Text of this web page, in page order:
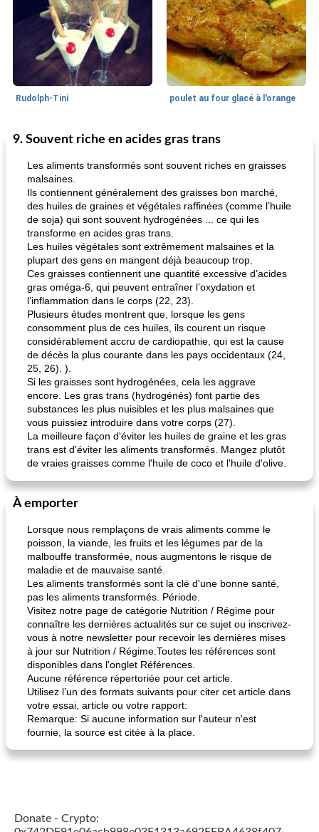
Rudolph-Tini poulet au four glacé à l'orange
10min
Alimentation saine
pouding au chocolat maison
Vacances et événements
9. Souvent riche en acides gras trans
Les aliments transformés sont souvent riches en graisses
malsaines.
Ils contiennent généralement des graisses bon marché,
des huiles de graines et végétales raffinées (comme l’huile
de soja) qui sont souvent hydrogénées ... ce qui les
transforme en acides gras trans.
Les huiles végétales sont extrêmement malsaines et la
plupart des gens en mangent déjà beaucoup trop.
Ces graisses contiennent une quantité excessive d’acides
gras oméga-6, qui peuvent entraîner l’oxydation et
l’inflammation dans le corps (22, 23).
Plusieurs études montrent que, lorsque les gens
consomment plus de ces huiles, ils courent un risque
considérablement accru de cardiopathie, qui est la cause
de décès la plus courante dans les pays occidentaux (24,
25, 26). ).
Si les graisses sont hydrogénées, cela les aggrave
encore. Les gras trans (hydrogénés) font partie des
substances les plus nuisibles et les plus malsaines que
vous puissiez introduire dans votre corps (27).
La meilleure façon d'éviter les huiles de graine et les gras
trans est d'éviter les aliments transformés. Mangez plutôt
de vraies graisses comme l'huile de coco et l'huile d'olive.
À emporter
Lorsque nous remplaçons de vrais aliments comme le
poisson, la viande, les fruits et les légumes par de la
malbouffe transformée, nous augmentons le risque de
maladie et de mauvaise santé.
Les aliments transformés sont la clé d'une bonne santé,
pas les aliments transformés. Période.
Visitez notre page de catégorie Nutrition / Régime pour
connaître les dernières actualités sur ce sujet ou inscrivez-
vous à notre newsletter pour recevoir les dernières mises
à jour sur Nutrition / Régime.Toutes les références sont
disponibles dans l'onglet Références.
Aucune référence répertoriée pour cet article.
Utilisez l’un des formats suivants pour citer cet article dans
votre essai, article ou votre rapport:
Remarque: Si aucune information sur l'auteur n'est
fournie, la source est citée à la place.
Donate - Crypto: